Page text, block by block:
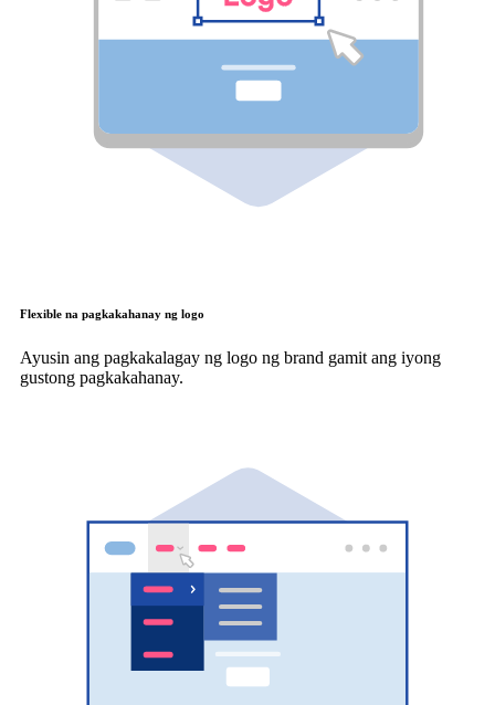
Flexible na pagkakahanay ng logo
Ayusin ang pagkakalagay ng logo ng brand gamit ang iyong
gustong pagkakahanay.